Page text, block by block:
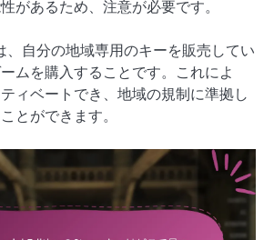
があるため、注意が必要です。
、自分の地域専用のキーを販売してい
ムを購入することです。これによ
ィベートでき、地域の規制に準拠し
とができます。